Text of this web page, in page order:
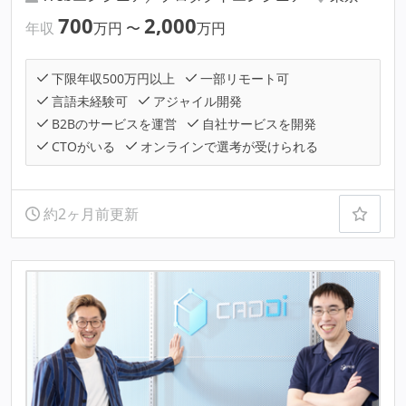
年収 700万円 〜 2,000万円
下限年収500万円以上
一部リモート可
言語未経験可
アジャイル開発
B2Bのサービスを運営
自社サービスを開発
CTOがいる
オンラインで選考が受けられる
約2ヶ月前更新